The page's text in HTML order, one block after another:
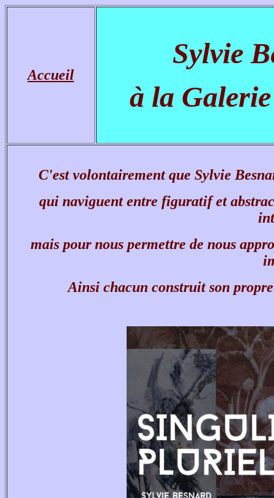
Accueil
Sylvie
à la
C'est volontairement que Sylvie
qui naviguent entre figuratif et
mais pour nous permettre de nous
Ainsi chacun construit son